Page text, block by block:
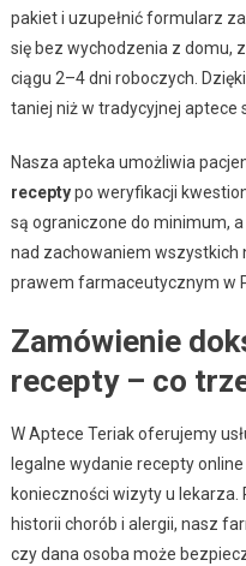
pakiet i uzupełnić formularz
się bez wychodzenia z domu,
ciągu 2–4 dni roboczych.
taniej niż w tradycyjnej aptece
Nasza apteka umożliwia
receptypo weryfikacji
są ograniczone do minimum,
nad zachowaniem wszystkich
prawem farmaceutycznym w
Zamówienie
recepty – co
W Aptece Teriak oferujemy
legalne wydanie recepty
konieczności wizyty u lekarza.
historii chorób i alergii, nasz
czy dana osoba może